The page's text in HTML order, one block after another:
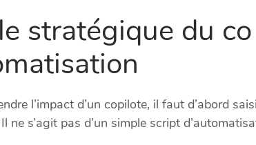
stratégique du
l’impact d’un copilote, il faut d’abord
ne s’agit pas d’un simple script